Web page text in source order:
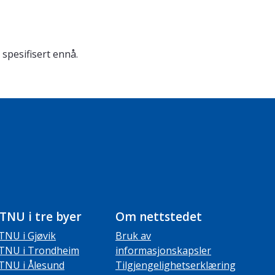
spesifisert ennå.
i tre byer
i Gjøvik
i Trondheim
i Ålesund
Om nettstedet
Bruk av
informasjonskapsler
Tilgjengelighetserklæring